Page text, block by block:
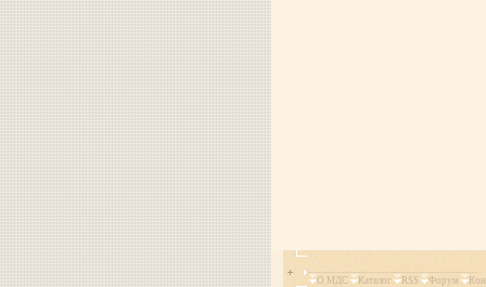
О МДС Каталог RSS Форум